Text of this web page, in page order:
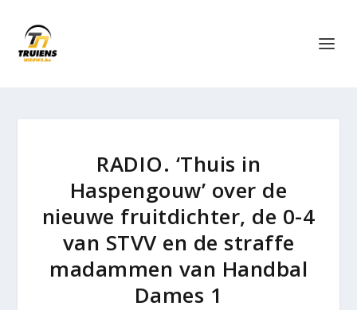
RADIO. ‘Thuis in
Haspengouw’ over de
nieuwe fruitdichter, de 0-4
van STVV en de straffe
madammen van Handbal
Dames 1